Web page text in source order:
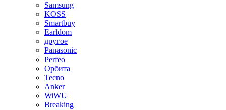
Samsung
KOSS
Smartbuy
Earldom
другое
Panasonic
Perfeo
Орбита
Tecno
Anker
WiWU
Breaking